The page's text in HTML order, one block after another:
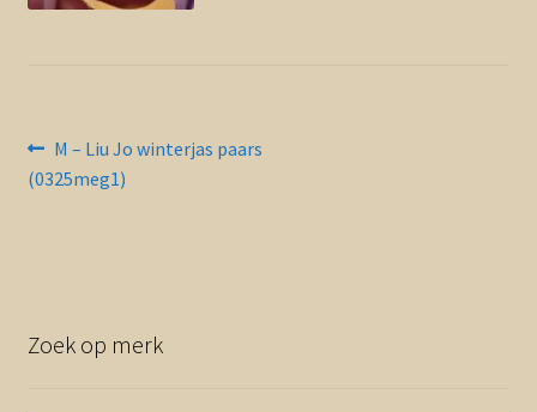
Bericht
navigatie
Vorig
bericht:
M – Liu Jo winterjas paars
(0325meg1)
Zoek op merk